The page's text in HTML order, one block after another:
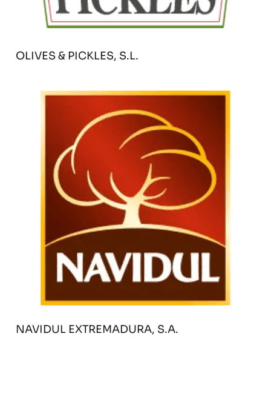
OLIVES & PICKLES, S.L.
NAVIDUL EXTREMADURA, S.A.